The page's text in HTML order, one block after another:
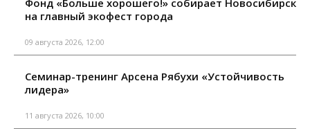
на главный экофест города
09 августа 2026, 12:00
Семинар-тренинг Арсена Рябухи «Устойчивость
лидера»
11 августа 2026, 10:00